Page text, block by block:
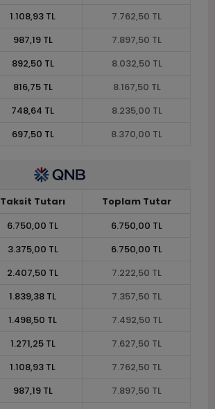
1.108,93 TL
7.762,50 TL
987,19 TL
7.897,50 TL
892,50 TL
8.032,50 TL
816,75 TL
8.167,50 TL
748,64 TL
8.235,00 TL
697,50 TL 8.370,00 TL
Taksit Tutarı
Toplam Tutar
6.750,00 TL
6.750,00 TL
3.375,00 TL
6.750,00 TL
2.407,50 TL
7.222,50 TL
1.839,38 TL
7.357,50 TL
1.498,50 TL
7.492,50 TL
1.271,25 TL
7.627,50 TL
1.108,93 TL
7.762,50 TL
987,19 TL
7.897,50 TL